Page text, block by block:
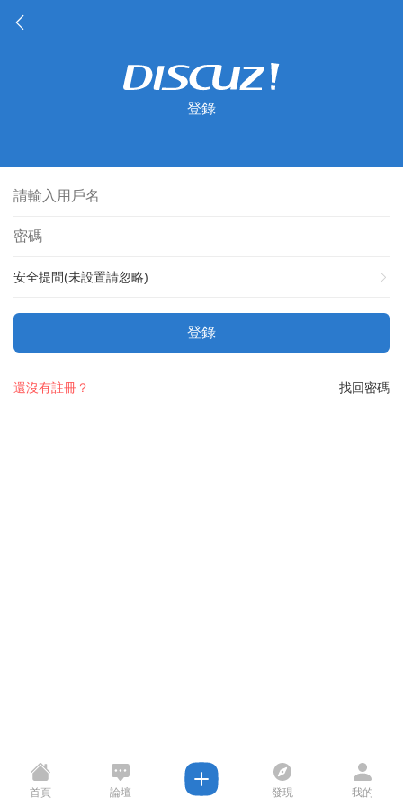
登錄
安全提問(未設置請忽略)
登錄
找回密碼
還沒有註冊？
首頁 論壇 發現 我的